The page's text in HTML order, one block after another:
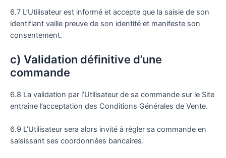
6.7 L’Utilisateur est informé et accepte que la saisie de son
identifiant vaille preuve de son identité et manifeste son
consentement.
c) Validation définitive d’une
commande
6.8 La validation par l’Utilisateur de sa commande sur le Site
entraîne l’acceptation des Conditions Générales de Vente.
6.9 L’Utilisateur sera alors invité à régler sa commande en
saisissant ses coordonnées bancaires.